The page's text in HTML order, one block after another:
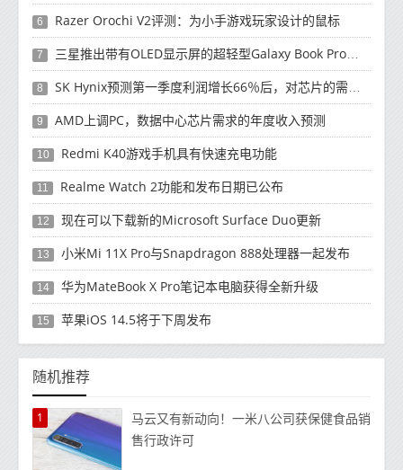
6 Razer Orochi V2评测：为小手游戏玩家设计的鼠标
7 三星推出带有OLED显示屏的超轻型Galaxy Book Pro和Galaxy Book Pro 360笔记本电脑
8 SK Hynix预测第一季度利润增长66％后，对芯片的需求将增强
9 AMD上调PC，数据中心芯片需求的年度收入预测
10 Redmi K40游戏手机具有快速充电功能
11 Realme Watch 2功能和发布日期已公布
12 现在可以下载新的Microsoft Surface Duo更新
13 小米Mi 11X Pro与Snapdragon 888处理器一起发布
14 华为MateBook X Pro笔记本电脑获得全新升级
15 苹果iOS 14.5将于下周发布
随机推荐
1
马云又有新动向！一米八公司获保健食品销
售行政许可